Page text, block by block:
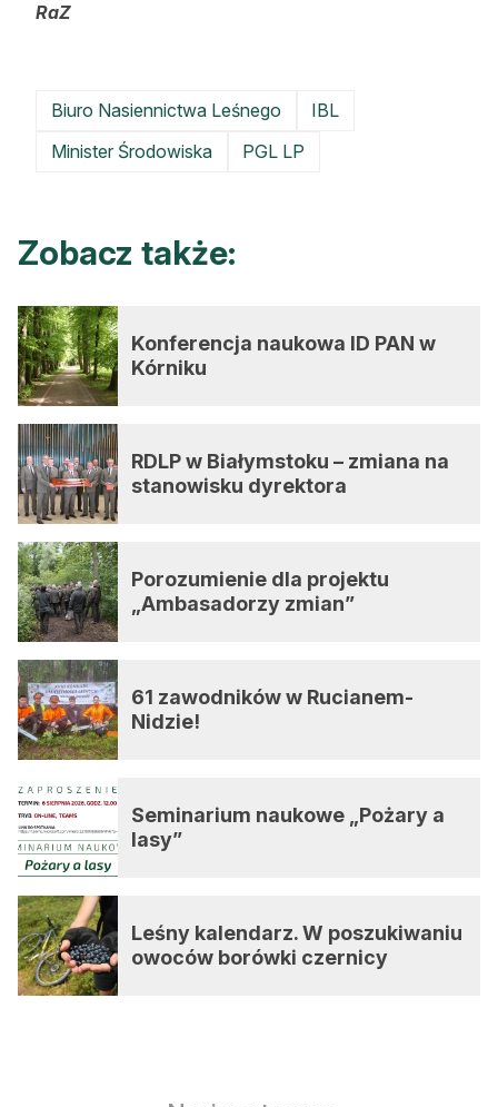
RaZ
Biuro Nasiennictwa Leśnego
IBL
Minister Środowiska
PGL LP
Zobacz także:
Konferencja naukowa ID PAN w
Kórniku
RDLP w Białymstoku – zmiana na
stanowisku dyrektora
Porozumienie dla projektu
„Ambasadorzy zmian”
61 zawodników w Rucianem-
Nidzie!
Seminarium naukowe „Pożary a
lasy”
Leśny kalendarz. W poszukiwaniu
owoców borówki czernicy